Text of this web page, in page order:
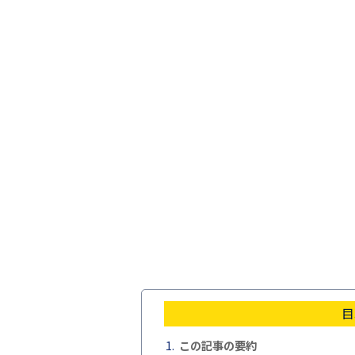
この記事の要約